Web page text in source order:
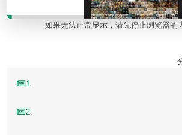
如果无法正常显示，请先停止浏览器的
1.
2.